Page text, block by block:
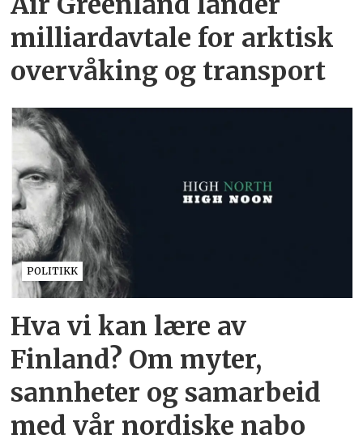
milliardavtale for arktisk
overvåking og transport
POLITIKK
Hva vi kan lære av
Finland? Om myter,
sannheter og samarbeid
med vår nordiske nabo